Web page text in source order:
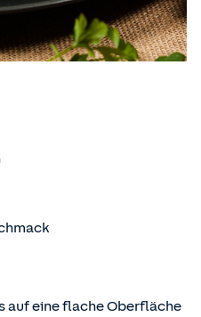
auf eine flache Oberfläche